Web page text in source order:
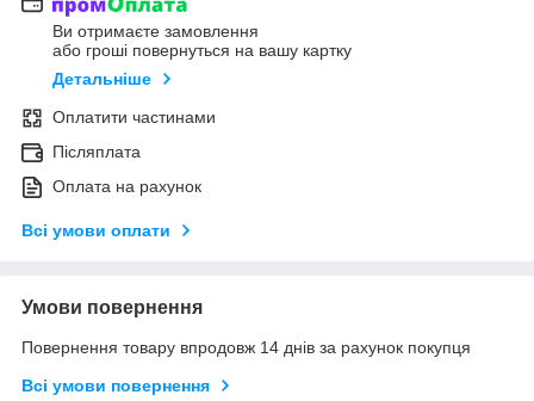
Ви отримаєте замовлення
або гроші повернуться на вашу картку
Детальніше
Оплатити частинами
Післяплата
Оплата на рахунок
Всі умови оплати
Умови повернення
Повернення товару впродовж 14 днів за рахунок покупця
Всі умови повернення